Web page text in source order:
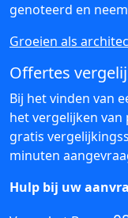
genoteerd en
Groeien als
Offertes
Bij het vinden van
het vergelijken van
gratis
minuten
Hulp bij uw